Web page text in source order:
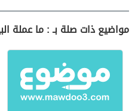
مواضيع ذات صلة بـ : ما عملة